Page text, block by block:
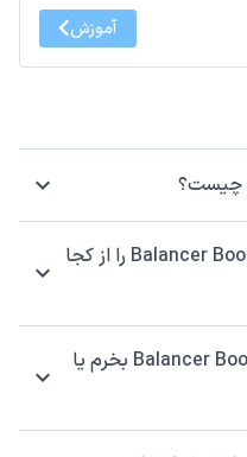
آموزش
قیمت لحظه‌ای Balancer Boosted Aave USDT را از کجا
چطور می‌توانم Balancer Boosted Aave USDT بخرم یا